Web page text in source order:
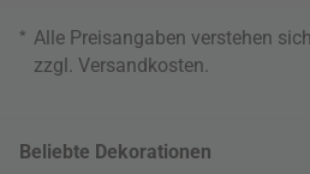
* Alle Preisangaben verstehen
zzgl. Versandkosten
Beliebte Dekorationen